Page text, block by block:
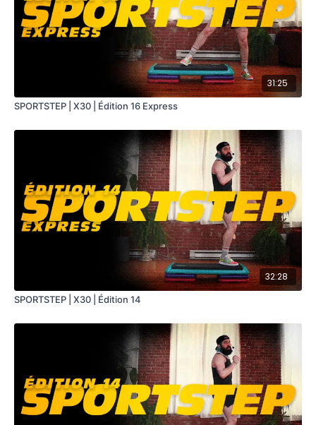
31:25
SPORTSTEP | X30 | Édition 16 Express
32:28
SPORTSTEP | X30 | Édition 14